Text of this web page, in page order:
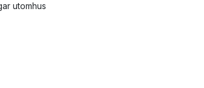
utomhus